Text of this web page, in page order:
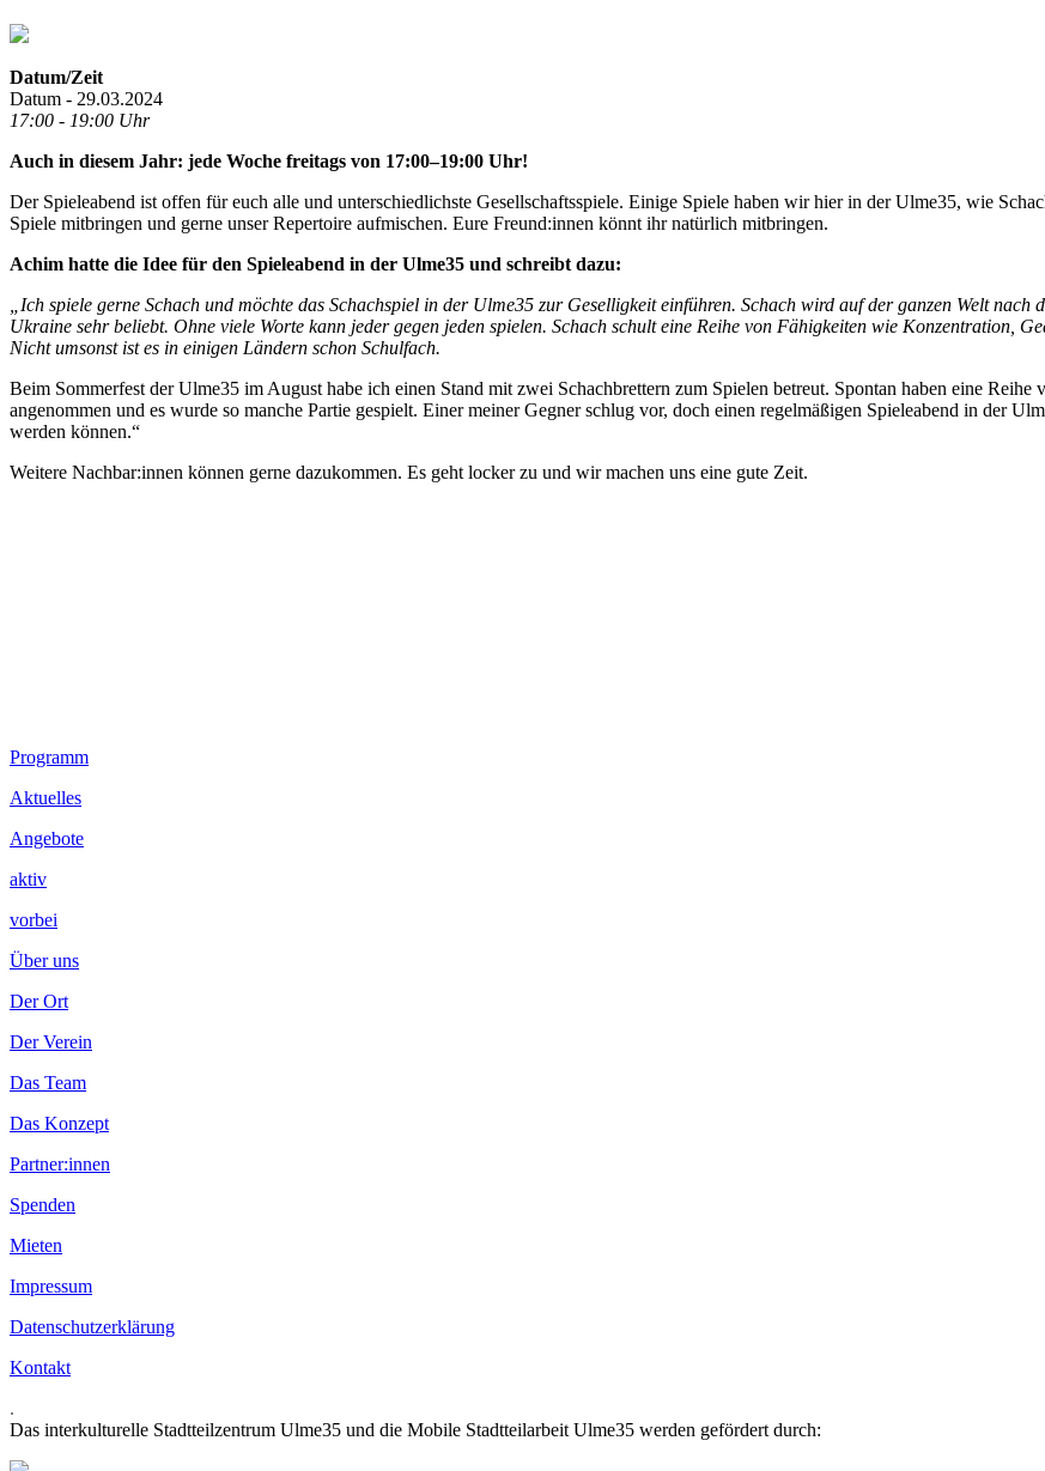
Datum/Zeit
Datum - 29.03.2024
17:00 - 19:00 Uhr
Auch in diesem Jahr: jede Woche freitags von 17:00–19:00 Uhr!
Der Spieleabend ist offen für euch alle und unterschiedlichste Gesellschaftsspiele. Einige Spiele haben wir hier in der Ulme35, wie
Spiele mitbringen und gerne unser Repertoire aufmischen. Eure Freund:innen könnt ihr natürlich mitbringen.
Achim hatte die Idee für den Spieleabend in der Ulme35 und schreibt dazu:
„Ich spiele gerne Schach und möchte das Schachspiel in der Ulme35 zur Geselligkeit einführen. Schach wird auf der ganzen Welt
Ukraine sehr beliebt. Ohne viele Worte kann jeder gegen jeden spielen. Schach schult eine Reihe von Fähigkeiten wie Konzentration,
Nicht umsonst ist es in einigen Ländern schon Schulfach.
Beim Sommerfest der Ulme35 im August habe ich einen Stand mit zwei Schachbrettern zum Spielen betreut. Spontan haben eine
angenommen und es wurde so manche Partie gespielt. Einer meiner Gegner schlug vor, doch einen regelmäßigen Spieleabend in der
werden können.“
Weitere Nachbar:innen können gerne dazukommen. Es geht locker zu und wir machen uns eine gute Zeit.
Footer
Inhalt
Programm
Aktuelles
Angebote
aktiv
vorbei
Über uns
Der Ort
Der Verein
Das Team
Das Konzept
Partner:innen
Spenden
Mieten
Impressum
Datenschutzerklärung
Kontakt
.
Das interkulturelle Stadtteilzentrum Ulme35 und die Mobile Stadtteilarbeit Ulme35 werden gefördert durch: